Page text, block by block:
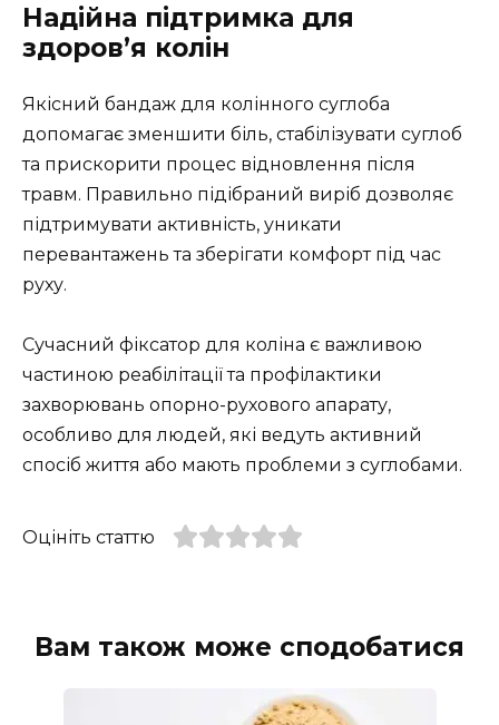
Надійна підтримка для
здоров’я колін
Якісний бандаж для колінного суглоба
допомагає зменшити біль, стабілізувати суглоб
та прискорити процес відновлення після
травм. Правильно підібраний виріб дозволяє
підтримувати активність, уникати
перевантажень та зберігати комфорт під час
руху.
Сучасний фіксатор для коліна є важливою
частиною реабілітації та профілактики
захворювань опорно-рухового апарату,
особливо для людей, які ведуть активний
спосіб життя або мають проблеми з суглобами.
Оцініть статтю
Вам також може сподобатися